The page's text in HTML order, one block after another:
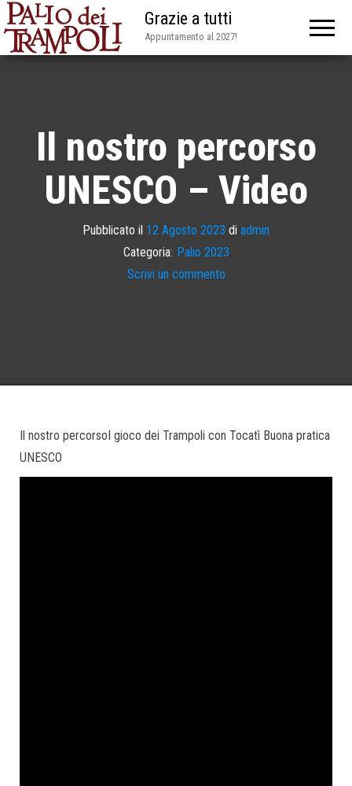
Grazie a tutti
Appuntamento al 2027!
Il nostro percorso
UNESCO – Video
Pubblicato il 12 Agosto 2023 di admin
Categoria: Palio 2023
Scrivi un commento
Il nostro percorsoI gioco dei Trampoli con Tocatì Buona pratica
UNESCO